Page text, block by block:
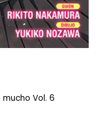
Vol. 6